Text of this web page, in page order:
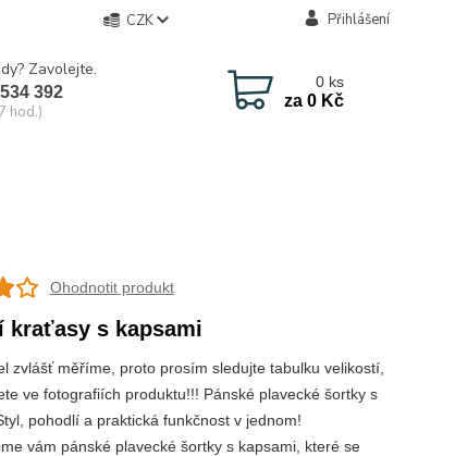
CZK Přihlášení
Zavolejte.
392
hod.)
0 ks
za 0 Kč
Ohodnotit produkt
kraťasy s kapsami
zvlášť měříme, proto prosím sledujte tabulku velikostí,
ve fotografiích produktu!!! Pánské plavecké šortky s
pohodlí a praktická funkčnost v jednom!
vám pánské plavecké šortky s kapsami, které se